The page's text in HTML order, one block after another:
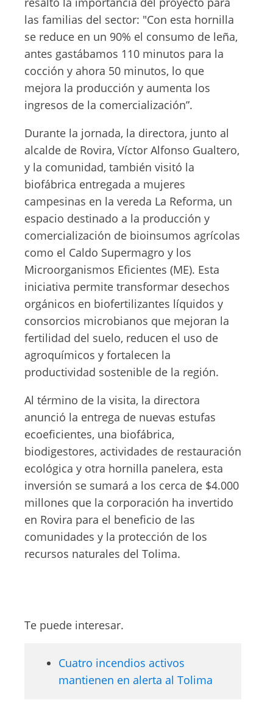
las familias del sector: "Con esta hornilla
se reduce en un 90% el consumo de leña,
antes gastábamos 110 minutos para la
cocción y ahora 50 minutos, lo que
mejora la producción y aumenta los
ingresos de la comercialización”.
Durante la jornada, la directora, junto al
alcalde de Rovira, Víctor Alfonso Gualtero,
y la comunidad, también visitó la
biofábrica entregada a mujeres
campesinas en la vereda La Reforma, un
espacio destinado a la producción y
comercialización de bioinsumos agrícolas
como el Caldo Supermagro y los
Microorganismos Eficientes (ME). Esta
iniciativa permite transformar desechos
orgánicos en biofertilizantes líquidos y
consorcios microbianos que mejoran la
fertilidad del suelo, reducen el uso de
agroquímicos y fortalecen la
productividad sostenible de la región.
Al término de la visita, la directora
anunció la entrega de nuevas estufas
ecoeficientes, una biofábrica,
biodigestores, actividades de restauración
ecológica y otra hornilla panelera, esta
inversión se sumará a los cerca de $4.000
millones que la corporación ha invertido
en Rovira para el beneficio de las
comunidades y la protección de los
recursos naturales del Tolima.
Te puede interesar.
Cuatro incendios activos
mantienen en alerta al Tolima